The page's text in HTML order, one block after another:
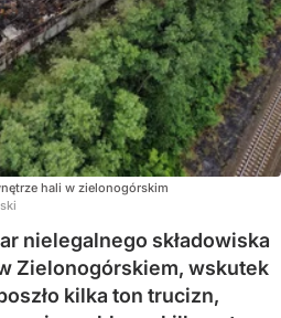
hali w zielonogórskim
nielegalnego składowiska
Zielonogórskiem, wskutek
kilka ton trucizn,